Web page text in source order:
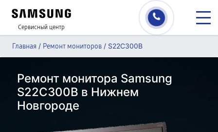
Сервисный центр
Главная / Ремонт мониторов / S22C300B
Ремонт монитора Samsung
S22C300B в Нижнем
Новгороде